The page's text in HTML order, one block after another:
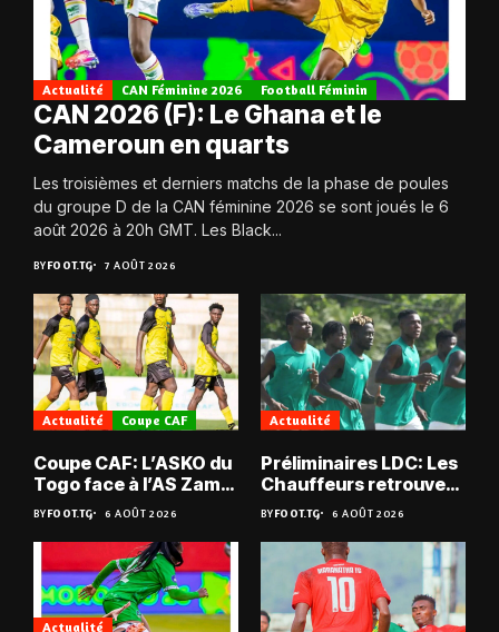
Actualité CAN Féminine 2026 Football Féminin
CAN 2026 (F): Le Ghana et le
Cameroun en quarts
Les troisièmes et derniers matchs de la phase de poules
du groupe D de la CAN féminine 2026 se sont joués le 6
août 2026 à 20h GMT. Les Black...
BYFOOT.TG 7 AOÛT 2026
Actualité Coupe CAF
Coupe CAF: L’ASKO du
Togo face à l’AS Zam
du Niger
BYFOOT.TG 6 AOÛT 2026
Actualité
Préliminaires LDC: Les
Chauffeurs retrouvent
les Mimos
BYFOOT.TG 6 AOÛT 2026
Actualité